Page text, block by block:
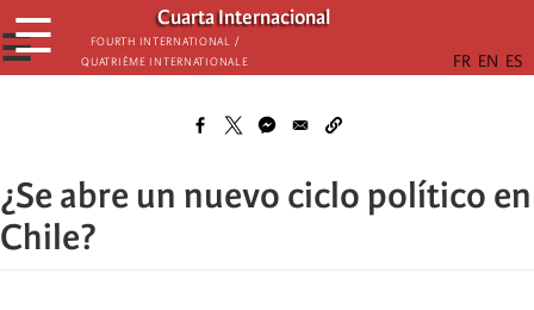
Skip
to
main
Cuarta Internacional
Fourth International /
Quatrième internationale
☰
☰
¿Se abre un nuevo ciclo político en
Chile?